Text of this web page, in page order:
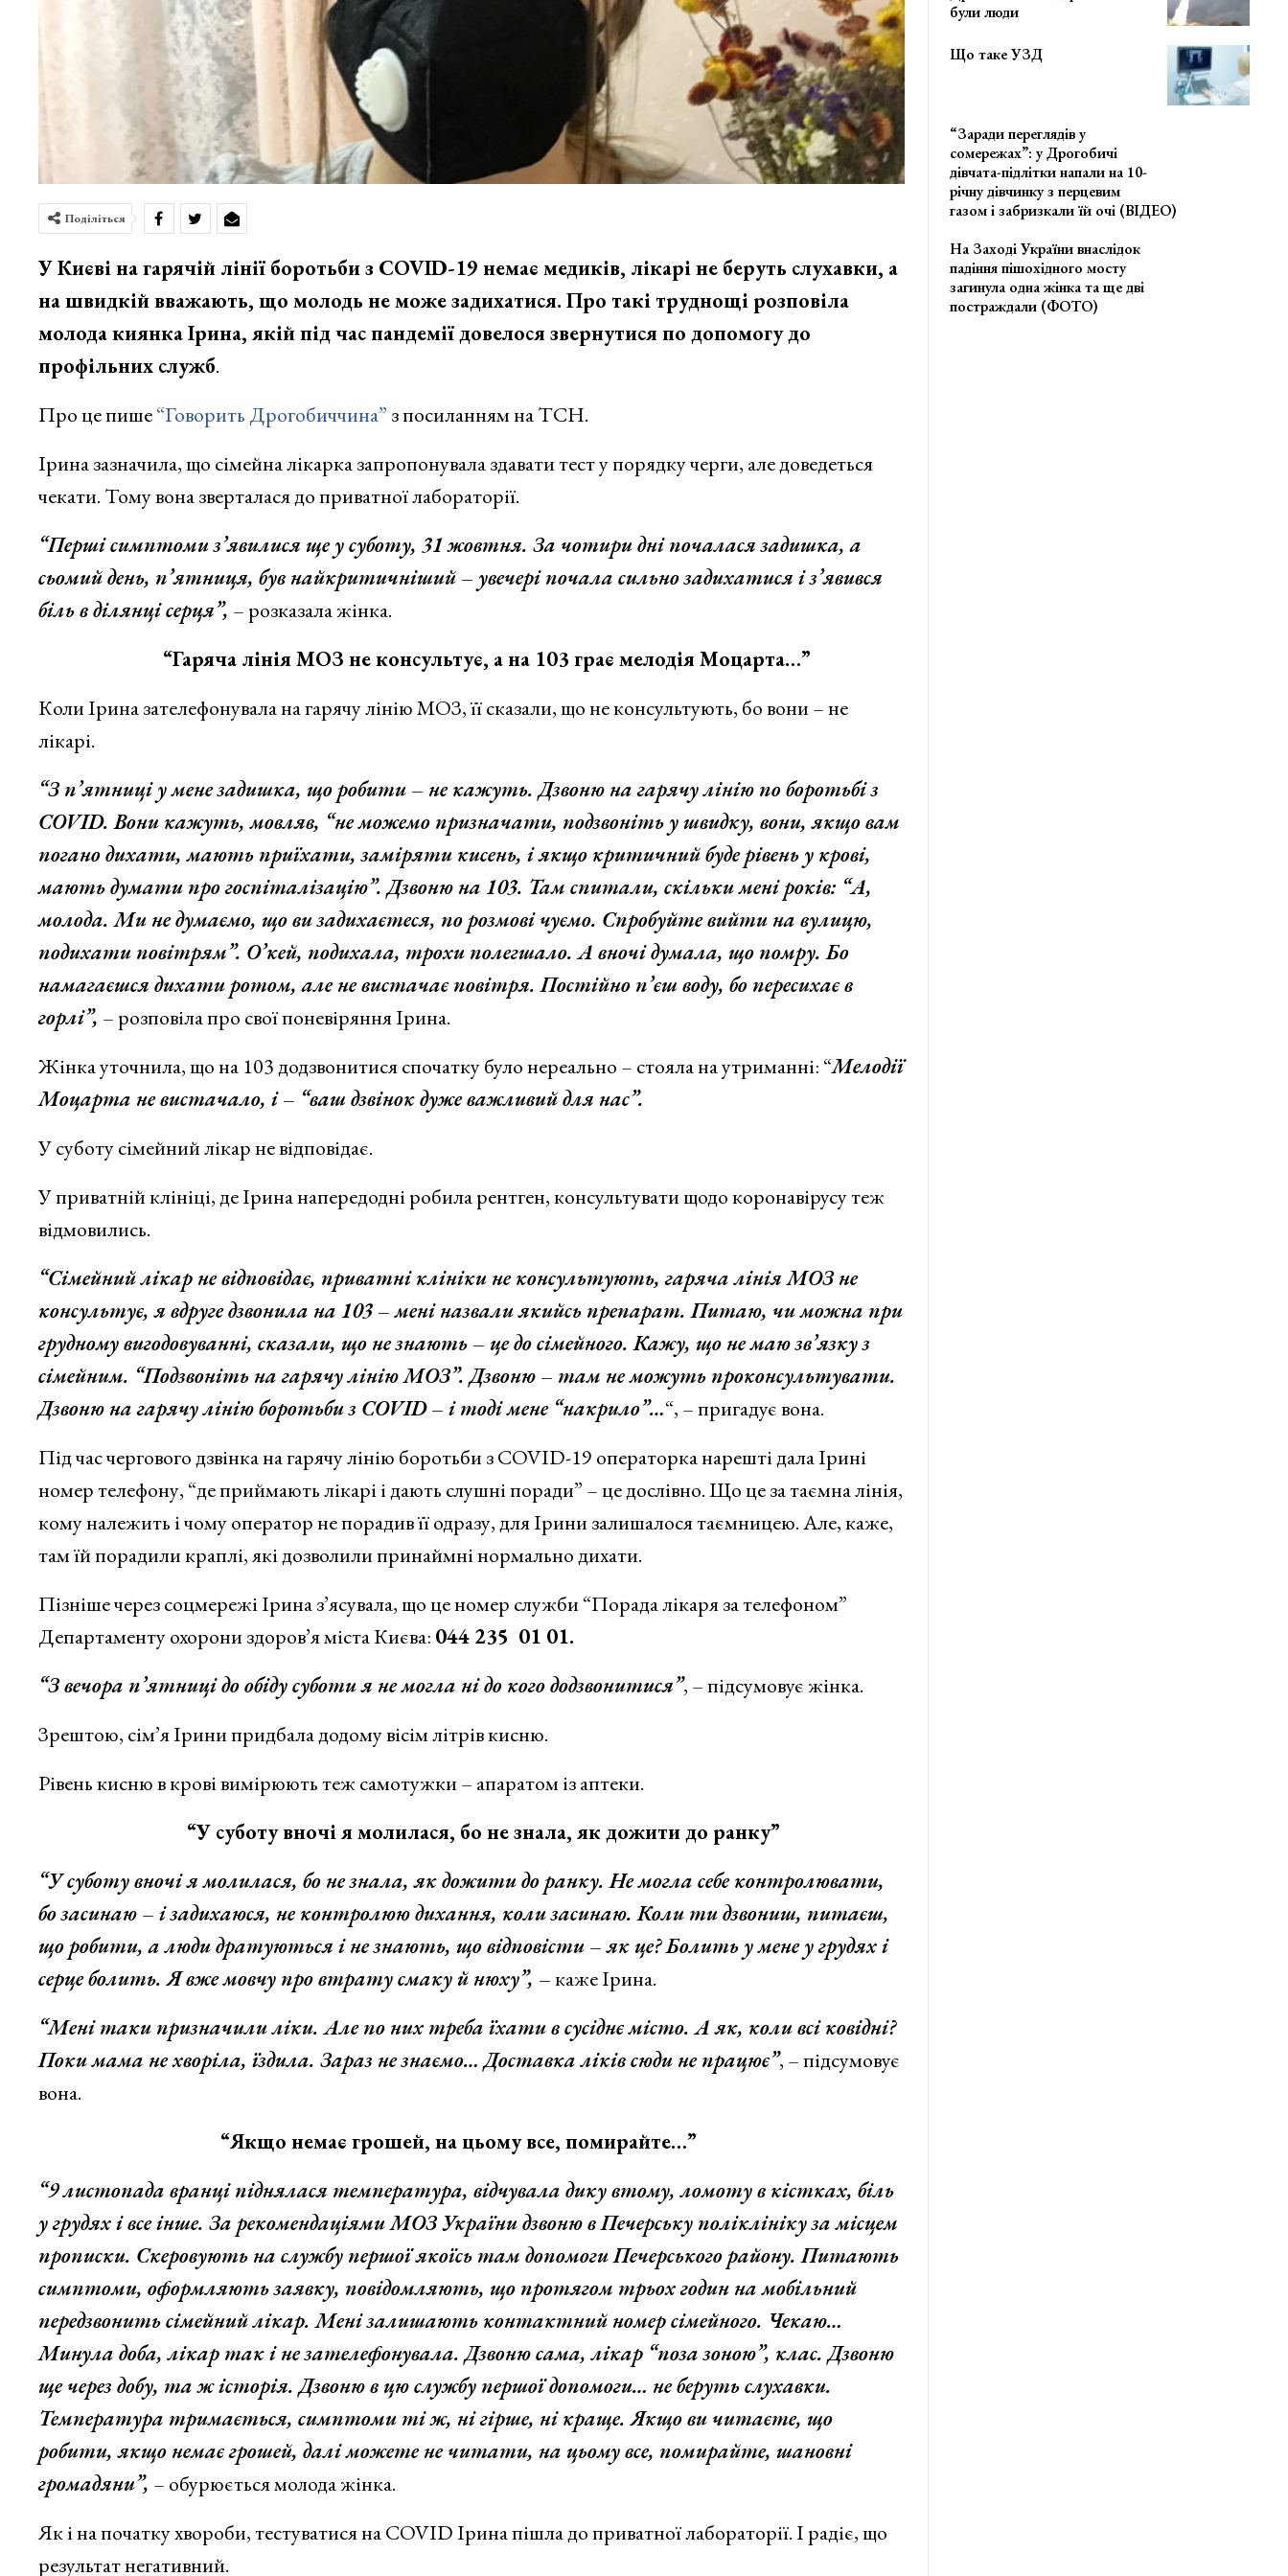
Поділіться
У Києві на гарячій лінії боротьби з COVID-19 немає медиків, лікарі не беруть слухавки, а
на швидкій вважають, що молодь не може задихатися. Про такі труднощі розповіла
молода киянка Ірина, якій під час пандемії довелося звернутися по допомогу до
профільних служб.
Про це пише“Говорить Дрогобиччина” з посиланням на ТСН.
Ірина зазначила, що сімейна лікарка запропонувала здавати тест у порядку черги, але доведеться
чекати. Тому вона зверталася до приватної лабораторії.
“Перші симптоми з’явилися ще у суботу, 31 жовтня. За чотири дні почалася задишка, а
сьомий день, п’ятниця, був найкритичніший – увечері почала сильно задихатися і з’явився
біль в ділянці серця”, – розказала жінка.
“Гаряча лінія МОЗ не консультує, а на 103 грає мелодія Моцарта…”
Коли Ірина зателефонувала на гарячу лінію МОЗ, її сказали, що не консультують, бо вони – не
лікарі.
“З п’ятниці у мене задишка, що робити – не кажуть. Дзвоню на гарячу лінію по боротьбі з
COVID. Вони кажуть, мовляв, “не можемо призначати, подзвоніть у швидку, вони, якщо вам
погано дихати, мають приїхати, заміряти кисень, і якщо критичний буде рівень у крові,
мають думати про госпіталізацію”. Дзвоню на 103. Там спитали, скільки мені років: “А,
молода. Ми не думаємо, що ви задихаєтеся, по розмові чуємо. Спробуйте вийти на вулицю,
подихати повітрям”. О’кей, подихала, трохи полегшало. А вночі думала, що помру. Бо
намагаєшся дихати ротом, але не вистачає повітря. Постійно п’єш воду, бо пересихає в
горлі”, – розповіла про свої поневіряння Ірина.
Жінка уточнила, що на 103 додзвонитися спочатку було нереально – стояла на утриманні: “Мелодії
Моцарта не вистачало, і – “ваш дзвінок дуже важливий для нас”.
У суботу сімейний лікар не відповідає.
У приватній клініці, де Ірина напередодні робила рентген, консультувати щодо коронавірусу теж
відмовились.
“Сімейний лікар не відповідає, приватні клініки не консультують, гаряча лінія МОЗ не
консультує, я вдруге дзвонила на 103 – мені назвали якийсь препарат. Питаю, чи можна при
грудному вигодовуванні, сказали, що не знають – це до сімейного. Кажу, що не маю зв’язку з
сімейним. “Подзвоніть на гарячу лінію МОЗ”. Дзвоню – там не можуть проконсультувати.
Дзвоню на гарячу лінію боротьби з COVID – і тоді мене “накрило”…“, – пригадує вона.
Під час чергового дзвінка на гарячу лінію боротьби з COVID-19 операторка нарешті дала Ірині
номер телефону, “де приймають лікарі і дають слушні поради” – це дослівно. Що це за таємна лінія,
кому належить і чому оператор не порадив її одразу, для Ірини залишалося таємницею. Але, каже,
там їй порадили краплі, які дозволили принаймні нормально дихати.
Пізніше через соцмережі Ірина з’ясувала, що це номер служби “Порада лікаря за телефоном”
Департаменту охорони здоров’я міста Києва: 044 235 01 01.
“З вечора п’ятниці до обіду суботи я не могла ні до кого додзвонитися”, – підсумовує жінка.
Зрештою, сім’я Ірини придбала додому вісім літрів кисню.
Рівень кисню в крові вимірюють теж самотужки – апаратом із аптеки.
“У суботу вночі я молилася, бо не знала, як дожити до ранку”
“У суботу вночі я молилася, бо не знала, як дожити до ранку. Не могла себе контролювати,
бо засинаю – і задихаюся, не контролюю дихання, коли засинаю. Коли ти дзвониш, питаєш,
що робити, а люди дратуються і не знають, що відповісти – як це? Болить у мене у грудях і
серце болить. Я вже мовчу про втрату смаку й нюху”, –каже Ірина.
“Мені таки призначили ліки. Але по них треба їхати в сусіднє місто. А як, коли всі ковідні?
Поки мама не хворіла, їздила. Зараз не знаємо… Доставка ліків сюди не працює”, – підсумовує
вона.
“Якщо немає грошей, на цьому все, помирайте…”
“9 листопада вранці піднялася температура, відчувала дику втому, ломоту в кістках, біль
у грудях і все інше. За рекомендаціями МОЗ України дзвоню в Печерську поліклініку за місцем
прописки. Скеровують на службу першої якоїсь там допомоги Печерського району. Питають
симптоми, оформляють заявку, повідомляють, що протягом трьох годин на мобільний
передзвонить сімейний лікар. Мені залишають контактний номер сімейного. Чекаю…
Минула доба, лікар так і не зателефонувала. Дзвоню сама, лікар “поза зоною”, клас. Дзвоню
ще через добу, та ж історія. Дзвоню в цю службу першої допомоги… не беруть слухавки.
Температура тримається, симптоми ті ж, ні гірше, ні краще. Якщо ви читаєте, що
робити, якщо немає грошей, далі можете не читати, на цьому все, помирайте, шановні
громадяни”, – обурюється молода жінка.
Як і на початку хвороби, тестуватися на COVID Ірина пішла до приватної лабораторії. І радіє, що
результат негативний.
були люди
Що таке УЗД
“Заради переглядів у
сомережах”: у Дрогобичі
дівчата-підлітки напали на 10-
річну дівчинку з перцевим
газом і забризкали їй очі (ВІДЕО)
На Заході України внаслідок
падіння пішохідного мосту
загинула одна жінка та ще дві
постраждали (ФОТО)